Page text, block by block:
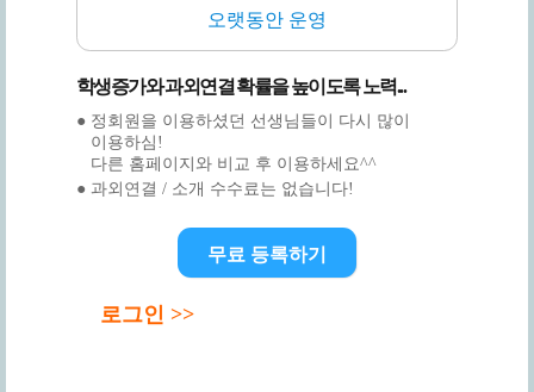
오랫동안 운영
학생증가와 과외연결 확률을 높이도록 노력...
● 정회원을 이용하셨던 선생님들이 다시 많이
이용하심!
다른 홈페이지와 비교 후 이용하세요^^
● 과외연결 / 소개 수수료는 없습니다!
무료 등록하기
로그인 >>